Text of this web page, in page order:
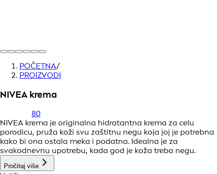
POČETNA/
PROIZVODI
NIVEA krema
80
NIVEA krema je originalna hidratantna krema za celu
porodicu, pruža koži svu zaštitnu negu koja joj je potrebna
kako bi ona ostala meka i podatna. Idealna je za
svakodnevnu upotrebu, kada god je koža treba negu.
Pročitaj više